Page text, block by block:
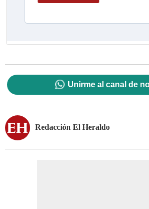
Unirme al canal de
Redacción El Heraldo